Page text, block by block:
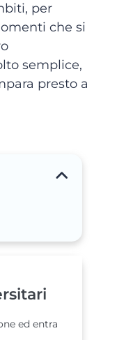
per
che si
semplice,
presto a
ed entra